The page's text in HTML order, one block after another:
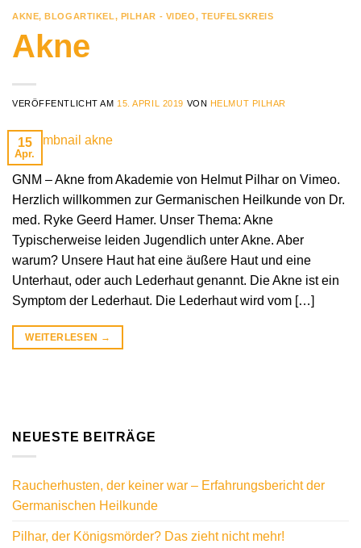
AKNE,BLOGARTIKEL, PILHAR - VIDEO, TEUFELSKREIS
Akne
VERÖFFENTLICHT AM 15. APRIL 2019 VON HELMUT PILHAR
15
Apr.
GNM – Akne from Akademie von Helmut Pilhar on Vimeo.
Herzlich willkommen zur Germanischen Heilkunde von Dr.
med. Ryke Geerd Hamer. Unser Thema: Akne
Typischerweise leiden Jugendlich unter Akne. Aber
warum? Unsere Haut hat eine äußere Haut und eine
Unterhaut, oder auch Lederhaut genannt. Die Akne ist ein
Symptom der Lederhaut. Die Lederhaut wird vom […]
WEITERLESEN →
NEUESTE BEITRÄGE
Raucherhusten, der keiner war – Erfahrungsbericht der
Germanischen Heilkunde
Pilhar, der Königsmörder? Das zieht nicht mehr!